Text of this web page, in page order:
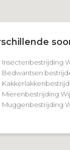
Insectenbestrijding
Bedwantsen
Mierenbestrijding
Muggenbestrijding